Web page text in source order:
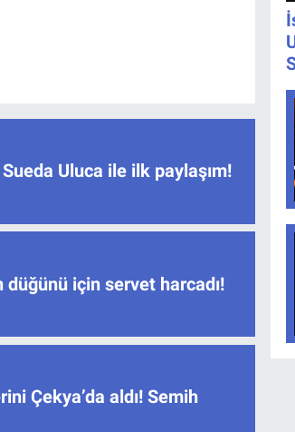
Uluca ile ilk paylaşım!
için servet harcadı!
Çekya’da aldı! Semih